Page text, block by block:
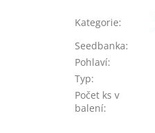
Kategorie:
Seedbanka:
Pohlaví:
Typ:
Počet ks v
balení: